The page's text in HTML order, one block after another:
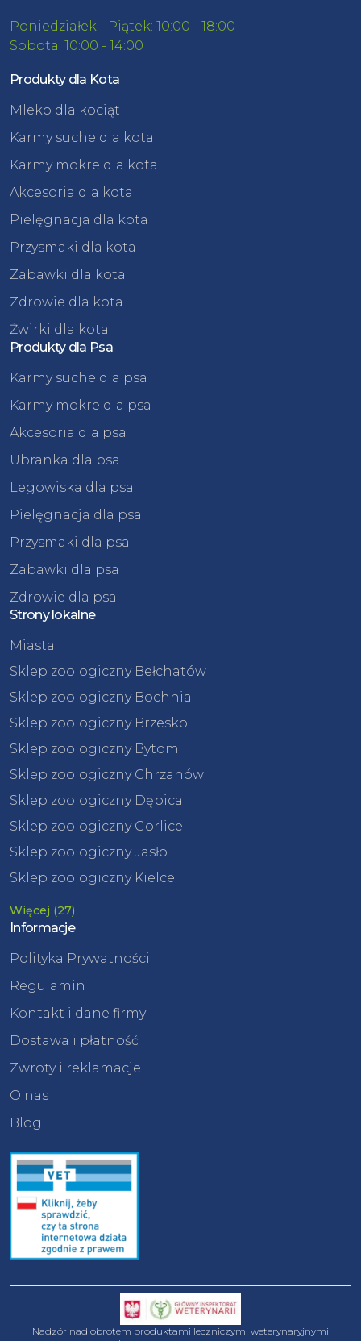
Poniedziałek - Piątek: 10:00 - 18:00
Sobota: 10:00 - 14:00
Produkty dla Kota
Mleko dla kociąt
Karmy suche dla kota
Karmy mokre dla kota
Akcesoria dla kota
Pielęgnacja dla kota
Przysmaki dla kota
Zabawki dla kota
Zdrowie dla kota
Żwirki dla kota
Produkty dla Psa
Karmy suche dla psa
Karmy mokre dla psa
Akcesoria dla psa
Ubranka dla psa
Legowiska dla psa
Pielęgnacja dla psa
Przysmaki dla psa
Zabawki dla psa
Zdrowie dla psa
Strony lokalne
Miasta
Sklep zoologiczny Bełchatów
Sklep zoologiczny Bochnia
Sklep zoologiczny Brzesko
Sklep zoologiczny Bytom
Sklep zoologiczny Chrzanów
Sklep zoologiczny Dębica
Sklep zoologiczny Gorlice
Sklep zoologiczny Jasło
Sklep zoologiczny Kielce
Więcej (27)
Informacje
Polityka Prywatności
Regulamin
Kontakt i dane firmy
Dostawa i płatność
Zwroty i reklamacje
O nas
Blog
Nadzór nad obrotem produktami leczniczymi weterynaryjnymi